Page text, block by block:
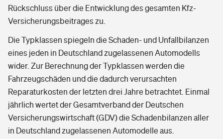
Rückschluss über die Entwicklung des gesamten Kfz-
Versicherungsbeitrages zu.
Die Typklassen spiegeln die Schaden- und Unfallbilanzen
eines jeden in Deutschland zugelassenen Automodells
wider. Zur Berechnung der Typklassen werden die
Fahrzeugschäden und die dadurch verursachten
Reparaturkosten der letzten drei Jahre betrachtet. Einmal
jährlich wertet der Gesamtverband der Deutschen
Versicherungswirtschaft (GDV) die Schadenbilanzen aller
in Deutschland zugelassenen Automodelle aus.